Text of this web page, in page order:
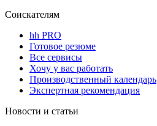
Соискателям
hh PRO
Готовое резюме
Все сервисы
Хочу у вас работать
Производственный календарь
Экспертная рекомендация
Новости и статьи